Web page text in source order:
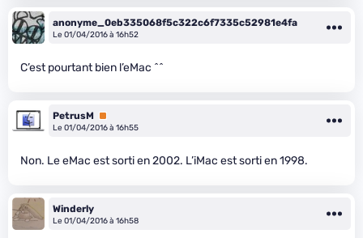
anonyme_0eb335068f5c322c6f7335c52981e4fa
Le 01/04/2016 à 16h52
C’est pourtant bien l’eMac ^^
PetrusM
Premium
Le 01/04/2016 à 16h55
Non. Le eMac est sorti en 2002. L’iMac est sorti en 1998.
Winderly
Le 01/04/2016 à 16h58